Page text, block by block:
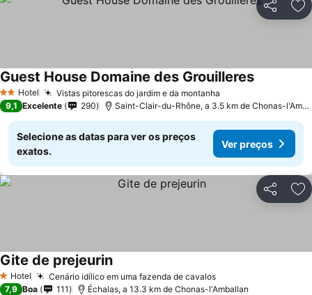
Partilhar
2 Estrelas
Hotel Vistas pitorescas do jardim e da montanha
Guest House Domaine des GrouilleresVer preços
9,1 Excelente 290 Saint-Clair-du-Rhône, a 3.5 km de Chonas-
Selecione as datas para ver os preços
exatos.
Ver preços
Partilhar
1 Estrelas
Hotel Cenário idílico em uma fazenda de cavalosVer preços
Gite de prejeurinVer preços
7,9 Boa 111 Échalas, a 13.3 km de Chonas-l'Amballan